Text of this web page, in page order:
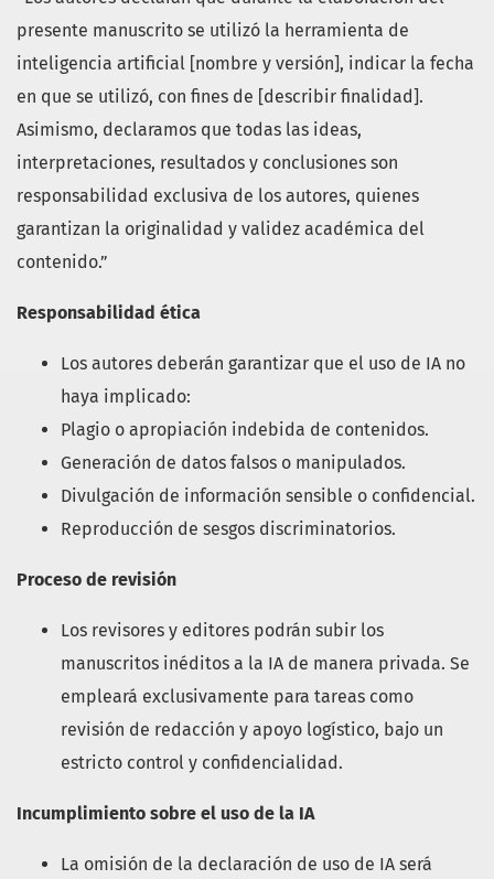
presente manuscrito se utilizó la herramienta de
inteligencia artificial [nombre y versión], indicar la fecha
en que se utilizó, con fines de [describir finalidad].
Asimismo, declaramos que todas las ideas,
interpretaciones, resultados y conclusiones son
responsabilidad exclusiva de los autores, quienes
garantizan la originalidad y validez académica del
contenido.”
Responsabilidad ética
Los autores deberán garantizar que el uso de IA no
haya implicado:
Plagio o apropiación indebida de contenidos.
Generación de datos falsos o manipulados.
Divulgación de información sensible o confidencial.
Reproducción de sesgos discriminatorios.
Proceso de revisión
Los revisores y editores podrán subir los
manuscritos inéditos a la IA de manera privada. Se
empleará exclusivamente para tareas como
revisión de redacción y apoyo logístico, bajo un
estricto control y confidencialidad.
Incumplimiento sobre el uso de la IA
La omisión de la declaración de uso de IA será